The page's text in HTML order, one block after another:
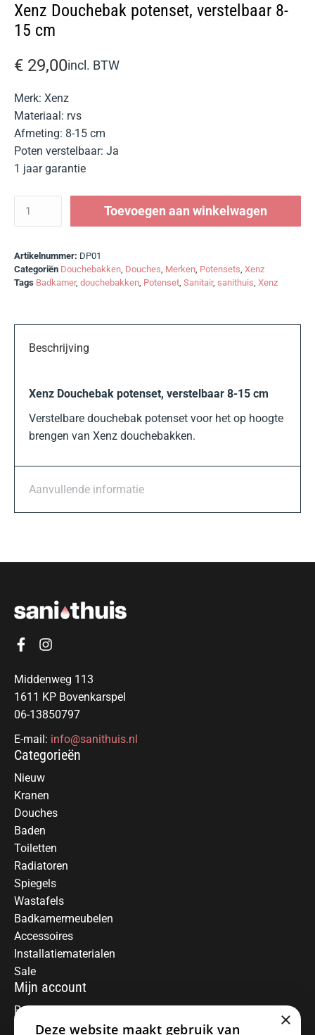
Xenz Douchebak potenset, verstelbaar 8-
15 cm
€ 29,00incl. BTW
Merk: Xenz
Materiaal: rvs
Afmeting: 8-15 cm
Poten verstelbaar: Ja
1 jaar garantie
Toevoegen aan winkelwagen
Artikelnummer: DP01
Categoriën Douchebakken, Douches, Merken, Potensets, Xenz
Tags Badkamer, douchebakken, Potenset, Sanitair, sanithuis, Xenz
Beschrijving
Xenz Douchebak potenset, verstelbaar 8-15 cm
Verstelbare douchebak potenset voor het op hoogte
brengen van Xenz douchebakken.
Aanvullende informatie
Middenweg 113
1611 KP Bovenkarspel
06-13850797
E-mail: info@sanithuis.nl
Categorieën
Nieuw
Kranen
Douches
Baden
Toiletten
Radiatoren
Spiegels
Wastafels
Badkamermeubelen
Accessoires
Installatiematerialen
Sale
Mijn account
Registreren
Mijn bestellingen
×
Deze website maakt gebruik van